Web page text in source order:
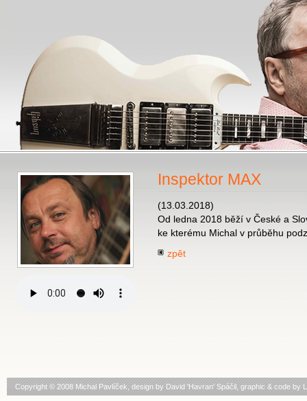
Inspektor MAX
(13.03.2018)
Od ledna 2018 běží v České a
ke kterému Michal v průběhu
zpět
Copyright © 2008 Michal Pavlíček, design by David 'Havran' Spáčil , graphic & code by